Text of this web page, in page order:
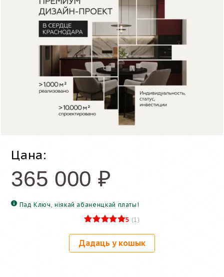
Цана:
365 000 ₽
Пад Ключ, ніякай абаненцкай платы!
5 (1)
Дадаць у кошык